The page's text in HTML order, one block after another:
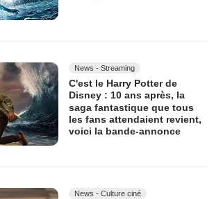
News - Streaming
C'est le Harry Potter de
Disney : 10 ans après, la
saga fantastique que tous
les fans attendaient revient,
voici la bande-annonce
News - Culture ciné